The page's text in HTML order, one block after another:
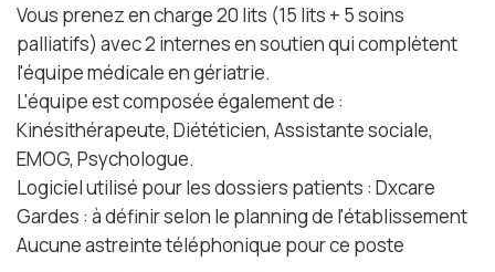
Vous prenez en charge 20 lits (15 lits + 5 soins
palliatifs) avec 2 internes en soutien qui complètent
l'équipe médicale en gériatrie.
L'équipe est composée également de :
Kinésithérapeute, Diététicien, Assistante sociale,
EMOG, Psychologue.
Logiciel utilisé pour les dossiers patients : Dxcare
Gardes : à définir selon le planning de l'établissement
Aucune astreinte téléphonique pour ce poste